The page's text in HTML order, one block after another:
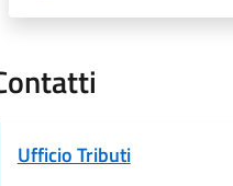
Ufficio Tributi